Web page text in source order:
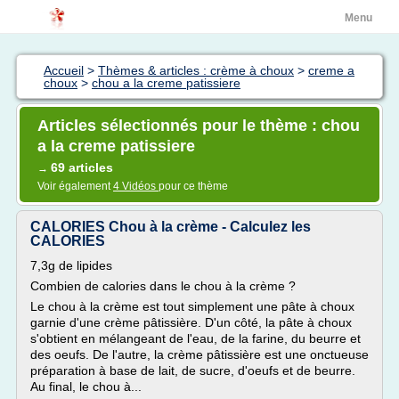
Menu
Accueil > Thèmes & articles : crème à choux > creme a
choux > chou a la creme patissiere
Articles sélectionnés pour le thème : chou
a la creme patissiere
→ 69 articles
Voir également4 Vidéos pour ce thème
CALORIES Chou à la crème - Calculez les
CALORIES
7,3g de lipides
Combien de calories dans le chou à la crème ?
Le chou à la crème est tout simplement une pâte à choux
garnie d'une crème pâtissière. D'un côté, la pâte à choux
s'obtient en mélangeant de l'eau, de la farine, du beurre et
des oeufs. De l'autre, la crème pâtissière est une onctueuse
préparation à base de lait, de sucre, d'oeufs et de beurre.
Au final, le chou à...